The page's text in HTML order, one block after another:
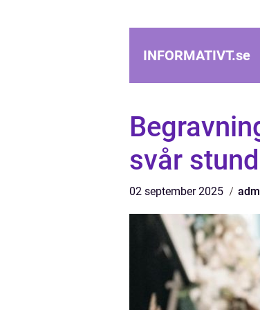
INFORMATIVT.se
svår stund
02 september 2025